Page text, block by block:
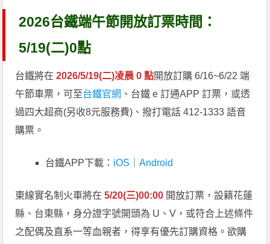
2026台鐵端午節開放訂票時間：
5/19(二)0點
台鐵將在2026/5/19(二)凌晨 0 點開放訂購 6/16~6/22 端
午節車票，可至台鐵官網 、台鐵 e 訂通APP 訂票，或透
過四大超商(另收8元服務費)、撥打電話 412-1333 語音
購票。
台鐵APP下載： iOS ｜Android
東線實名制火車將在5/20(三)00:00 開放訂票，設籍花蓮
縣、台東縣，身分證字號開頭為 U、V，或符合上述條件
之配偶及直系一等血親者，得享有優先訂購資格。欲購